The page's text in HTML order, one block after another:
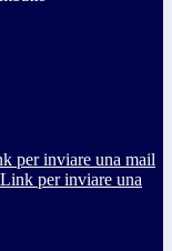
per inviare una mail
Link per inviare una